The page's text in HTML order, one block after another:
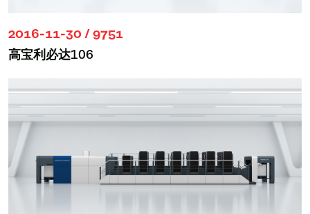
2016-11-30 / 9751
高宝利必达106